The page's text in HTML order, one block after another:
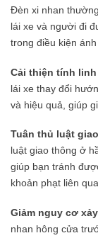
Đèn xi nhan
lái xe và người đi
trong điều kiện
Cải thiện tính
lái xe thay đổi
và hiệu quả, giúp
Tuân thủ luật
luật giao thông ở
giúp bạn tránh
khoản phạt liên
Giảm nguy cơ
nhan hông cửa